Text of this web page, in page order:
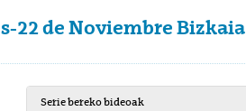
22 de Noviembre Bizkaia
Serie bereko bideoak